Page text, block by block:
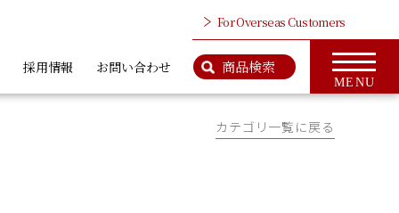
採用情報 お問い合わせ 商品検索
For Overseas Customers
MENU
商品情報のページはこちら
カテゴリ一覧に戻る